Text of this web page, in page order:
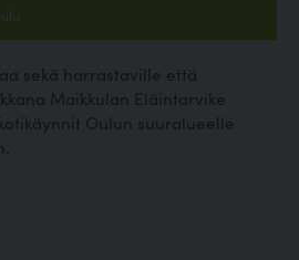
sekä harrastaville että
Maikkulan Eläintarvike
Oulun suuralueelle